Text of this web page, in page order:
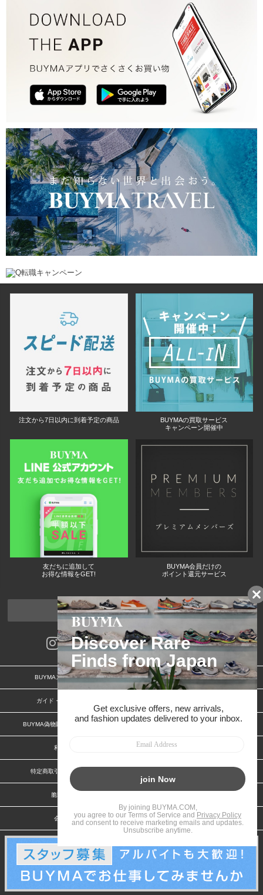
注文から7日以内に到着予定の商品
BUYMAの買取サービス
キャンペーン開催中
友だちに追加して
お得な情報をGET!
BUYMA会員だけの
ポイント還元サービス
ページトップへ
BUYMAスタートガイド 安心への取り組み
ガイド・お問い合わせ
BUYMA偽物販売防止の取り組み BUYMA CARD
利用規約
特定商取引法に関する表記
脆弱性報告
会社案内 スタッフ募集